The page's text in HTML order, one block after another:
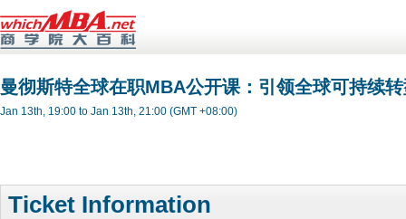
曼彻斯特全球在职MBA公开课：引领全球可持续
Jan 13th, 19:00 to Jan 13th, 21:00 (GMT +08:00)
Ticket Information